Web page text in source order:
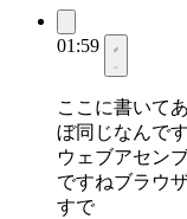
01:59
ここに書いて
ぼ同じなんで
ウェブアセン
ですねブラウ
すで